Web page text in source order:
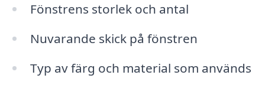
Fönstrens storlek och antal
Nuvarande skick på fönstren
Typ av färg och material som används